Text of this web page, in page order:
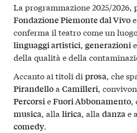
La programmazione 2025/2026,
Fondazione Piemonte dal Vivoe
conferma il teatro come un
linguaggi artistici generazioni e
della qualità e della
Accanto ai titoli di prosa, che
Pirandelloa Camilleri,
PercorsieFuori Abbonamento,
musica, alla lirica, alla danzae
comedy.